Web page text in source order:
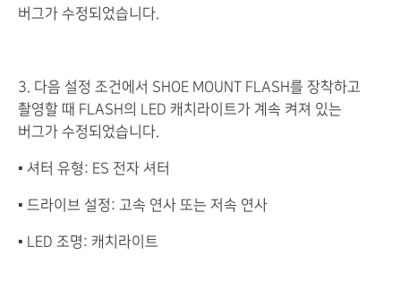
버그가 수정되었습니다.
3. 다음 설정 조건에서 SHOE MOUNT FLASH를 장착하고
촬영할 때 FLASH의 LED 캐치라이트가 계속 켜져 있는
버그가 수정되었습니다.
▪ 셔터 유형: ES 전자 셔터
▪ 드라이브 설정: 고속 연사 또는 저속 연사
▪ LED 조명: 캐치라이트